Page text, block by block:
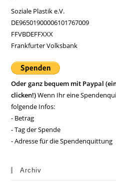
Soziale Plastik e.V.
DE96501900006101767009
FFVBDEFFXXX
Frankfurter Volksbank
Oder ganz bequem mit Paypal
clicken!)Wenn Ihr eine
folgende Infos:
- Betrag
- Tag der Spende
- Adresse für die Spendenquittung
Archiv